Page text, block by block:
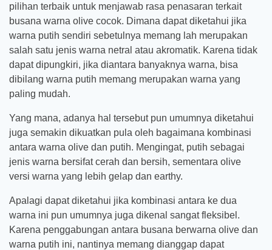
pilihan terbaik untuk menjawab rasa penasaran terkait
busana warna olive cocok. Dimana dapat diketahui jika
warna putih sendiri sebetulnya memang lah merupakan
salah satu jenis warna netral atau akromatik. Karena tidak
dapat dipungkiri, jika diantara banyaknya warna, bisa
dibilang warna putih memang merupakan warna yang
paling mudah.
Yang mana, adanya hal tersebut pun umumnya diketahui
juga semakin dikuatkan pula oleh bagaimana kombinasi
antara warna olive dan putih. Mengingat, putih sebagai
jenis warna bersifat cerah dan bersih, sementara olive
versi warna yang lebih gelap dan earthy.
Apalagi dapat diketahui jika kombinasi antara ke dua
warna ini pun umumnya juga dikenal sangat fleksibel.
Karena penggabungan antara busana berwarna olive dan
warna putih ini, nantinya memang dianggap dapat